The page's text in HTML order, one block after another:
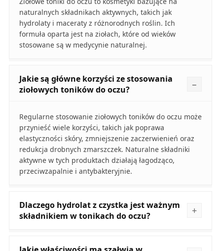
naturalnych składnikach aktywnych, takich jak
hydrolaty i maceraty z różnorodnych roślin. Ich
formuła oparta jest na ziołach, które od wieków
stosowane są w medycynie naturalnej.
Jakie są główne korzyści ze stosowania
ziołowych toników do oczu?
Regularne stosowanie ziołowych toników do oczu może
przynieść wiele korzyści, takich jak poprawa
elastyczności skóry, zmniejszenie zaczerwienień oraz
redukcja drobnych zmarszczek. Naturalne składniki
aktywne w tych produktach działają łagodząco,
przeciwzapalnie i antybakteryjnie.
Dlaczego hydrolat z czystka jest ważnym
składnikiem w tonikach do oczu?